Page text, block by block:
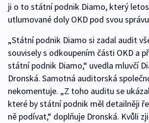
ji o to státní podnik Diamo, který
utlumované doly OKD pod svou
„Státní podnik Diamo si zadal audit
souvisely s odkoupením části OKD a
státní podnik Diamo,“ uvedla mluvčí
Dronská. Samotná auditorská
nekomentuje. „Z toho auditu se
které by státní podnik měl detailněji
ně podívat,“ doplňuje Dronská. Kvůli